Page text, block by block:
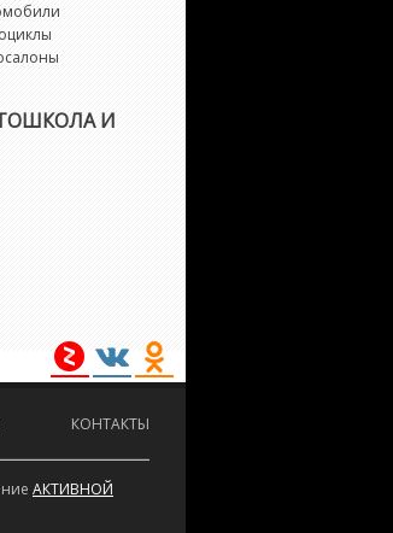
Fiat
Infiniti
И
КОНТАКТЫ
АКТИВНОЙ